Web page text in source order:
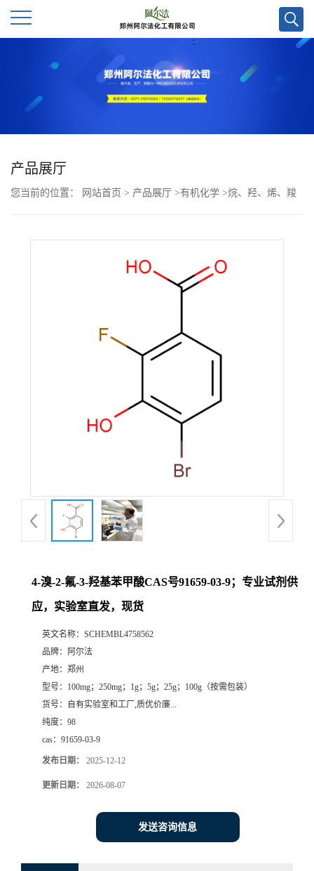
公
厅
言
产品展厅
您当前的位置： 网站首页 > 产品展厅 >有机化学 >烷、羟、烯、羧
4-溴-2-氟-3-羟基苯甲酸CAS号91659-03-9；专业试剂供
应，实验室直发，现货
英文名称： SCHEMBL4758562
品牌：
阿尔法
产地： 郑州
型号： 100mg；250mg；1g；5g；25g；100g（按需包装）
货号：
自有实验室和工厂,质优价廉...
纯度： 98
cas： 91659-03-9
发布日期： 2025-12-12
更新日期： 2026-08-07
发送咨询信息